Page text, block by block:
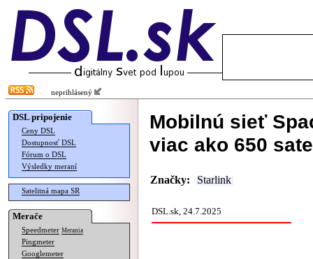
neprihlásený
DSL pripojenie
Ceny DSL
Dostupnosť DSL
Fórum o DSL
Výsledky meraní
Satelitná mapa SR
Merače
Speedmeter Merania
Pingmeter
Googlemeter
Mobilnú sieť
viac ako 650
Značky: Starlink
DSL.sk, 24.7.2025